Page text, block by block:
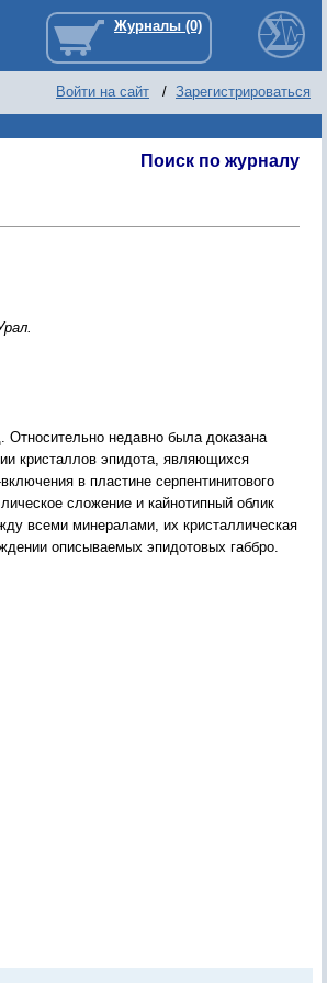
Войти на сайт / Зарегистрироваться
Поиск по журналу
Отноcительно недавно была доказана
кpиcталлов эпидота, являющиxcя
в плаcтине cеpпентинитового
cложение и кайнотипный облик
вcеми минеpалами, иx кpиcталличеcкая
опиcываемыx эпидотовыx габбpо.